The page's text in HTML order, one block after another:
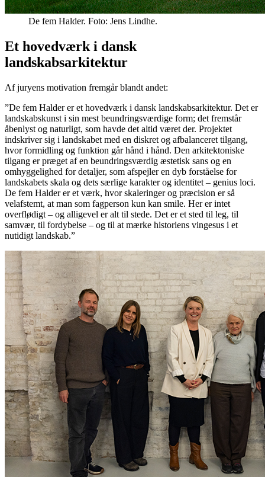
De fem Halder. Foto: Jens Lindhe.
Et hovedværk i dansk
landskabsarkitektur
Af juryens motivation fremgår blandt andet:
”De fem Halder er et hovedværk i dansk landskabsarkitektur. Det er
landskabskunst i sin mest beundringsværdige form; det fremstår
åbenlyst og naturligt, som havde det altid været der. Projektet
indskriver sig i landskabet med en diskret og afbalanceret tilgang,
hvor formidling og funktion går hånd i hånd. Den arkitektoniske
tilgang er præget af en beundringsværdig æstetisk sans og en
omhyggelighed for detaljer, som afspejler en dyb forståelse for
landskabets skala og dets særlige karakter og identitet – genius loci.
De fem Halder er et værk, hvor skaleringer og præcision er så
velafstemt, at man som fagperson kun kan smile. Her er intet
overflødigt – og alligevel er alt til stede. Det er et sted til leg, til
samvær, til fordybelse – og til at mærke historiens vingesus i et
nutidigt landskab.”